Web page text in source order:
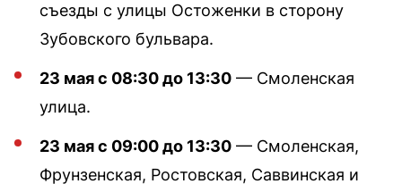
съезды с улицы Остоженки в сторону
Зубовского бульвара.
23 мая с 08:30 до 13:30 — Смоленская
улица.
23 мая с 09:00 до 13:30 — Смоленская,
Фрунзенская, Ростовская, Саввинская и